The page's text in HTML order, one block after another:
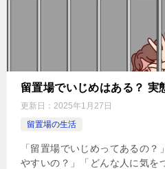
留置場でいじめはある？ 実
更新日： 2025年1月27日
留置場の生活
「留置場でいじめってあるの
やすいの？」「どんな人に気を